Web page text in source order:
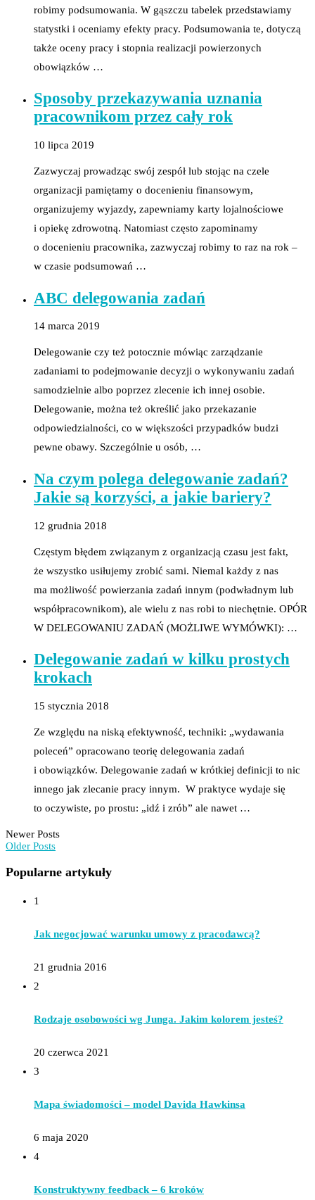
robimy podsumowania. W gąszczu tabelek przedstawiamy
statystki i oceniamy efekty pracy. Podsumowania te, dotyczą
także oceny pracy i stopnia realizacji powierzonych
obowiązków …
Sposoby przekazywania uznania
pracownikom przez cały rok
10 lipca 2019
Zazwyczaj prowadząc swój zespół lub stojąc na czele
organizacji pamiętamy o docenieniu finansowym,
organizujemy wyjazdy, zapewniamy karty lojalnościowe
i opiekę zdrowotną. Natomiast często zapominamy
o docenieniu pracownika, zazwyczaj robimy to raz na rok –
w czasie podsumowań …
ABC delegowania zadań
14 marca 2019
Delegowanie czy też potocznie mówiąc zarządzanie
zadaniami to podejmowanie decyzji o wykonywaniu zadań
samodzielnie albo poprzez zlecenie ich innej osobie.
Delegowanie, można też określić jako przekazanie
odpowiedzialności, co w większości przypadków budzi
pewne obawy. Szczególnie u osób, …
Na czym polega delegowanie zadań?
Jakie są korzyści, a jakie bariery?
12 grudnia 2018
Częstym błędem związanym z organizacją czasu jest fakt,
że wszystko usiłujemy zrobić sami. Niemal każdy z nas
ma możliwość powierzania zadań innym (podwładnym lub
współpracownikom), ale wielu z nas robi to niechętnie. OPÓR
W DELEGOWANIU ZADAŃ (MOŻLIWE WYMÓWKI): …
Delegowanie zadań w kilku prostych
krokach
15 stycznia 2018
Ze względu na niską efektywność, techniki: „wydawania
poleceń” opracowano teorię delegowania zadań
i obowiązków. Delegowanie zadań w krótkiej definicji to nic
innego jak zlecanie pracy innym. W praktyce wydaje się
to oczywiste, po prostu: „idź i zrób” ale nawet …
Newer Posts
Older Posts
Popularne artykuły
1
Jak negocjować warunku umowy z pracodawcą?
21 grudnia 2016
2
Rodzaje osobowości wg Junga. Jakim kolorem jesteś?
20 czerwca 2021
3
Mapa świadomości – model Davida Hawkinsa
6 maja 2020
4
Konstruktywny feedback – 6 kroków